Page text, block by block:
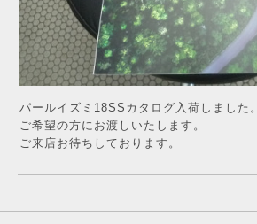
パールイズミ18SSカタログ入荷しました。
ご希望の方にお渡しいたします。
ご来店お待ちしております。